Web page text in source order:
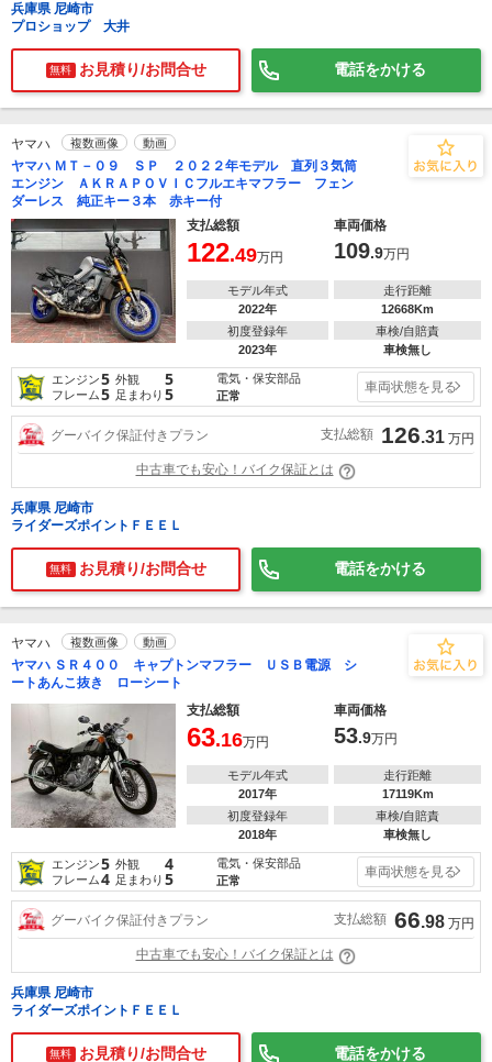
兵庫県 尼崎市
プロショップ 大井
無料 お見積り/お問合せ 電話をかける
ヤマハ 複数画像 動画
ヤマハ ＭＴ－０９ ＳＰ ２０２２年モデル 直列３気筒
エンジン ＡＫＲＡＰＯＶＩＣフルエキマフラー フェン
ダーレス 純正キー３本 赤キー付
支払総額
車両価格
122.49万円 109.9万円
モデル年式
2022年
走行距離
12668Km
初度登録年
2023年
車検/自賠責
車検無し
エンジン5 外観 5
フレーム5 足まわり 5
電気・保安部品
正常
車両状態を見る
グーバイク保証付きプラン 支払総額 126.31 万円
中古車でも安心！バイク保証とは
兵庫県 尼崎市
ライダーズポイントＦＥＥＬ
無料 お見積り/お問合せ 電話をかける
ヤマハ 複数画像 動画
ヤマハ ＳＲ４００ キャプトンマフラー ＵＳＢ電源 シ
ートあんこ抜き ローシート
支払総額
車両価格
63.16万円 53.9万円
モデル年式
2017年
走行距離
17119Km
初度登録年
2018年
車検/自賠責
車検無し
エンジン5 外観 4
フレーム4 足まわり 5
電気・保安部品
正常
車両状態を見る
グーバイク保証付きプラン 支払総額 66.98 万円
中古車でも安心！バイク保証とは
兵庫県 尼崎市
ライダーズポイントＦＥＥＬ
無料 お見積り/お問合せ 電話をかける